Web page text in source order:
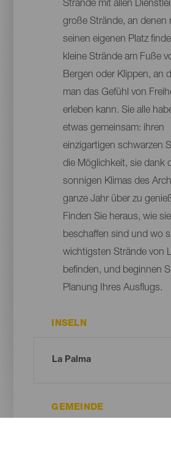
Strände mit allen
große Strände, an denen
seinen eigenen Platz
kleine Strände am Fuße
Bergen oder Klippen, an
man das Gefühl von
erleben kann. Sie alle
etwas gemeinsam: ihren
einzigartigen schwarzen
die Möglichkeit, sie dank
sonnigen Klimas des
ganze Jahr über zu
Finden Sie heraus, wie sie
beschaffen sind und wo
wichtigsten Strände von
befinden, und beginnen
Planung Ihres Ausflugs.
INSELN
GEMEINDE